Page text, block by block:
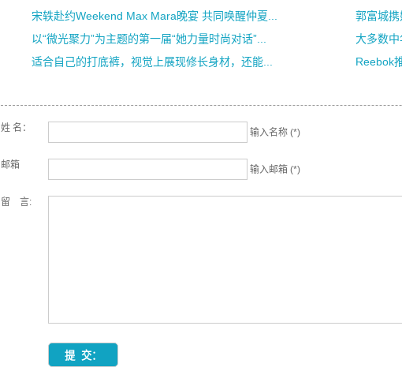
宋轶赴约Weekend Max Mara晚宴 共同唤醒仲夏...
郭富城
以“微光聚力”为主题的第一届“她力量时尚对话”...
大多数
适合自己的打底裤，视觉上展现修长身材，还能...
Reebok
姓 名： 输入名称 (*)
邮箱 输入邮箱 (*)
留 言: